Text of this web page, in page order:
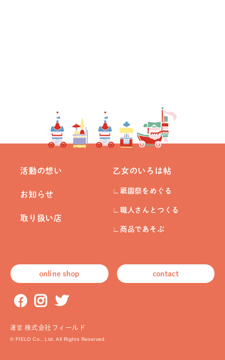
活動の想い
お知らせ
取り扱い店
乙女のいろは帖
祇 園祭をめぐる
職人さんとつくる
商品であそぶ
online shop contact
運営 株式会社フィールド
© FIELD Co., Ltd. All Rights Reserved.